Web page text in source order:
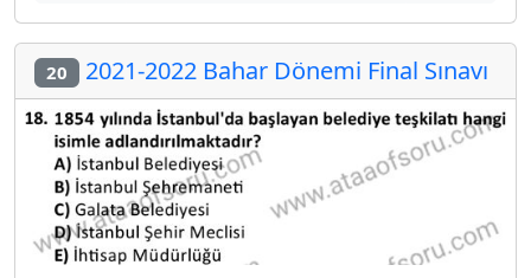
20 2021-2022 Bahar Dönemi Final Sınavı